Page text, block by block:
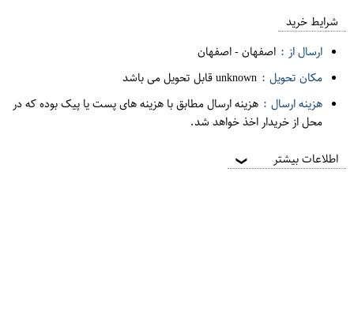
ف
ر
شرایط خرید
ارسال از : اصفهان-اصفهان
مکان تحویل : unknown قابل تحویل می باشد
هزینه ارسال : هزینه ارسال مطابق با هزینه های پست یا پیک بوده که در
محل از خریدار اخذ خواهد شد.
اطلاعات بیشتر ❯